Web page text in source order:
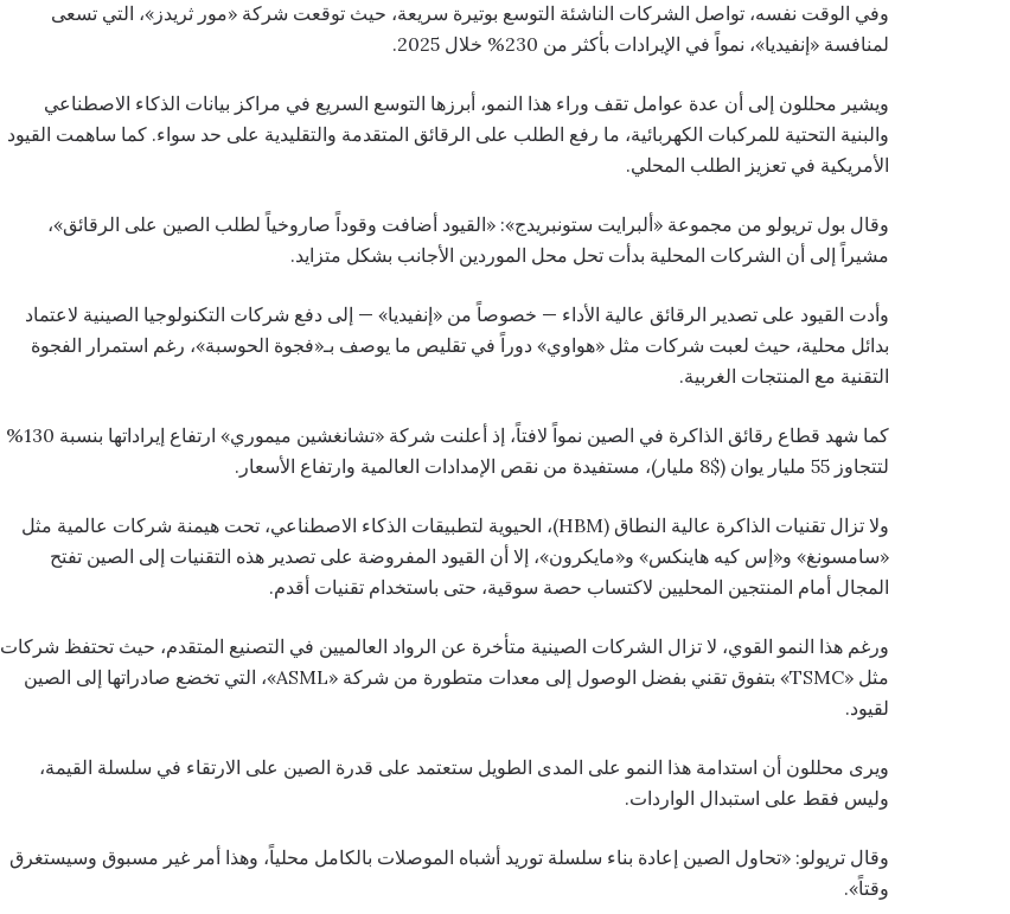
وفي الوقت نفسه، تواصل الشركات الناشئة التوسع بوتيرة سريعة، حيث توقعت شركة «مور ثريدز»، التي تسعى
لمنافسة «إنفيديا»، نمواً في الإيرادات بأكثر من 230% خلال 2025.
ويشير محللون إلى أن عدة عوامل تقف وراء هذا النمو، أبرزها التوسع السريع في مراكز بيانات الذكاء الاصطناعي
والبنية التحتية للمركبات الكهربائية، ما رفع الطلب على الرقائق المتقدمة والتقليدية على حد سواء. كما ساهمت القيود
الأمريكية في تعزيز الطلب المحلي.
وقال بول تريولو من مجموعة «ألبرایت ستونبريدج»: «القيود أضافت وقوداً صاروخياً لطلب الصين على الرقائق»،
مشيراً إلى أن الشركات المحلية بدأت تحل محل الموردين الأجانب بشكل متزايد.
وأدت القيود على تصدير الرقائق عالية الأداء — خصوصاً من «إنفيديا» — إلى دفع شركات التكنولوجيا الصينية لاعتماد
بدائل محلية، حيث لعبت شركات مثل «هواوي» دوراً في تقليص ما يوصف بـ«فجوة الحوسبة»، رغم استمرار الفجوة
التقنية مع المنتجات الغربية.
كما شهد قطاع رقائق الذاكرة في الصين نمواً لافتاً، إذ أعلنت شركة «تشانغشين ميموري» ارتفاع إيراداتها بنسبة 130%
لتتجاوز 55 مليار يوان ($8 مليار)، مستفيدة من نقص الإمدادات العالمية وارتفاع الأسعار.
ولا تزال تقنيات الذاكرة عالية النطاق (HBM)، الحيوية لتطبيقات الذكاء الاصطناعي، تحت هيمنة شركات عالمية مثل
«سامسونغ» و«إس كيه هاينكس» و«مايكرون»، إلا أن القيود المفروضة على تصدير هذه التقنيات إلى الصين تفتح
المجال أمام المنتجين المحليين لاكتساب حصة سوقية، حتى باستخدام تقنيات أقدم.
ورغم هذا النمو القوي، لا تزال الشركات الصينية متأخرة عن الرواد العالميين في التصنيع المتقدم، حيث تحتفظ شركات
مثل «TSMC» بتفوق تقني بفضل الوصول إلى معدات متطورة من شركة «ASML»، التي تخضع صادراتها إلى الصين
لقيود.
ويرى محللون أن استدامة هذا النمو على المدى الطويل ستعتمد على قدرة الصين على الارتقاء في سلسلة القيمة،
وليس فقط على استبدال الواردات.
وقال تريولو: «تحاول الصين إعادة بناء سلسلة توريد أشباه الموصلات بالكامل محلياً، وهذا أمر غير مسبوق وسيستغرق
وقتاً».